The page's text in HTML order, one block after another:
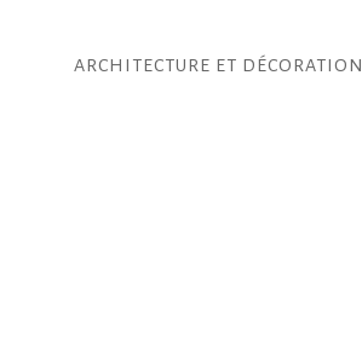
ARCHITECTURE ET DÉCORATION